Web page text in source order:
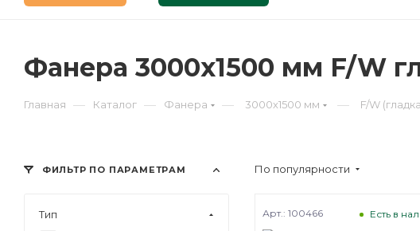
Фанера 3000х1500 мм F/W
Главная — Каталог — Фанера — 3000х1500 мм — F/W
По популярности
Есть в
Арт.: 100466
ФИЛЬТР ПО ПАРАМЕТРАМ
Тип